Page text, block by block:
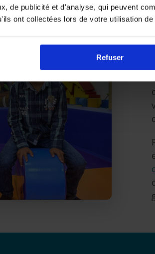
de publicité et d'analyse, qui peuvent
ont collectées lors de votre utilisation
Refuser